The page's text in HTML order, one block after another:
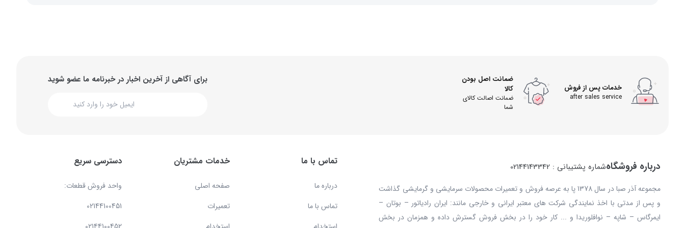
خدمات پس از فروش
after sales service
ضمانت اصل بودن
کالا
ضمانت اصالت کالای
شما
برای آگاهی از آخرین اخبار در خبرنامه ما عضو شوید
درباره فروشگاهشماره پشتیبانی : 02144143342
مجموعه آذر صبا در سال 1378 پا به عرصه فروش و تعمیرات محصولات سرمایشی و گرمایشی گذاشت
و پس از مدتی با اخذ نمایندگی شرکت های معتبر ایرانی و خارجی مانند: ایران رادیاتور – بوتان –
ایمرگاس – شاپه – نوافلوریدا و ... کار خود را در بخش فروش گسترش داده و همزمان در بخش
تماس با ما
درباره ما
تماس با ما
خدمات مشتریان
صفحه اصلی
تعمیرات
دسترسی سریع
واحد فروش قطعات:
02144100451